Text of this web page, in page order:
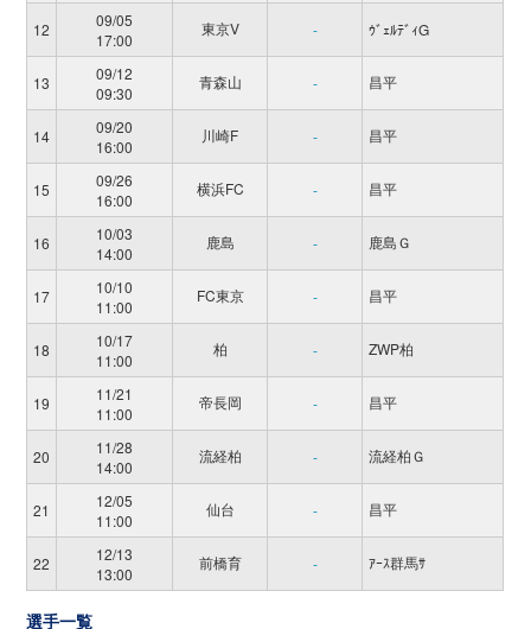
12
09/05
17:00
東京V - ｳﾞｪﾙﾃﾞｨG
13
09/12
09:30
青森山 - 昌平
14
09/20
16:00
川崎F - 昌平
15
09/26
16:00
横浜FC - 昌平
16
10/03
14:00
鹿島 - 鹿島Ｇ
17
10/10
11:00
FC東京 - 昌平
18
10/17
11:00
柏 - ZWP柏
19
11/21
11:00
帝長岡 - 昌平
20
11/28
14:00
流経柏 - 流経柏Ｇ
21
12/05
11:00
仙台 - 昌平
22
12/13
13:00
前橋育 - ｱｰｽ群馬ｻ
選手一覧